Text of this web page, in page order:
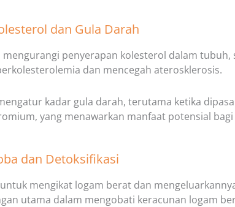
dan Gula Darah
penyerapan kolesterol dalam tubuh,
dan mencegah aterosklerosis.
kadar gula darah, terutama ketika
yang menawarkan manfaat potensial
dan Detoksifikasi
mengikat logam berat dan
utama dalam mengobati keracunan logam